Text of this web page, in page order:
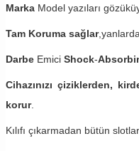
Marka Model yazıları
Tam Koruma sağlar
Darbe Emici Shock-
Cihazınızı çiziklerden,
korur.
Kılıfı çıkarmadan bütün